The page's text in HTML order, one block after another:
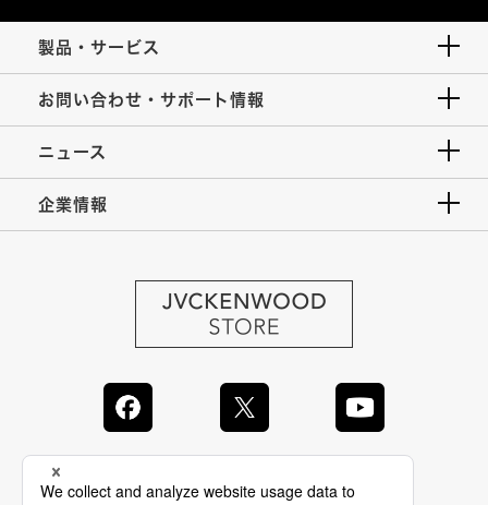
製品・サービス
お問い合わせ・サポート情報
ニュース
企業情報
JVC Global